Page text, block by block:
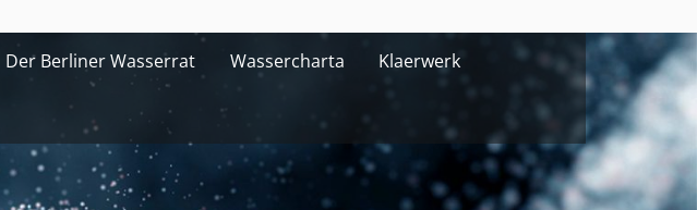
Der Berliner Wasserrat Wassercharta Klaerwerk